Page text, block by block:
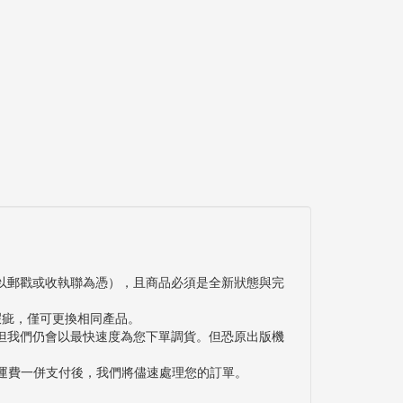
戳或收執聯為憑），且商品必須是全新狀態與完
，僅可更換相同產品。
們仍會以最快速度為您下單調貨。但恐原出版機
一併支付後，我們將儘速處理您的訂單。